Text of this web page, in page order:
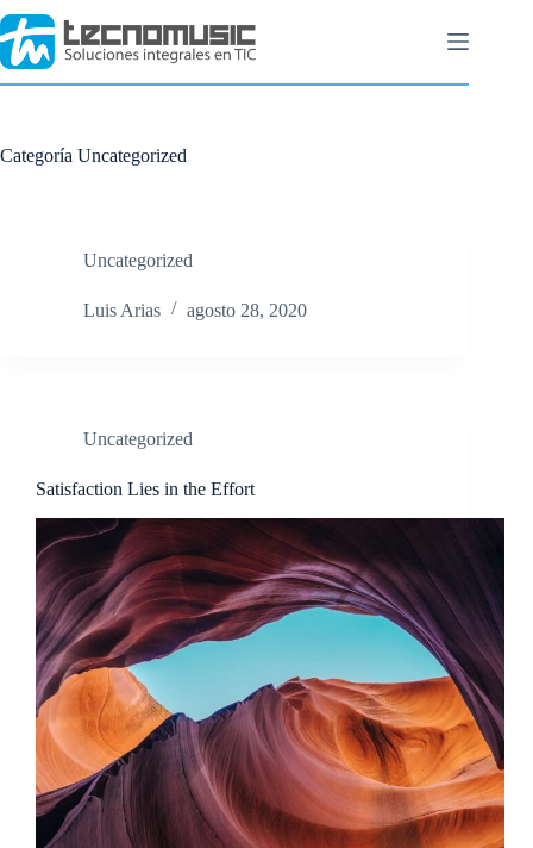
al
contenido
Categoría Uncategorized
Uncategorized
Luis Arias agosto 28, 2020
Uncategorized
Satisfaction Lies in the Effort